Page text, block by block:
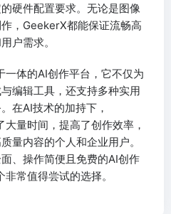
硬件配置要求。无论是图像
，GeekerX都能保证流畅高
户需求。
体的AI创作平台，它不仅为
编辑工具，还支持多种实用
在AI技术的加持下，
量时间，提高了创作效率，
量内容的个人和企业用户。
、操作简便且免费的AI创作
常值得尝试的选择。